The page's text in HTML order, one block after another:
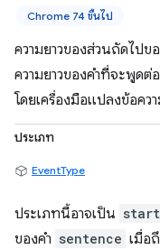
Chrome 74 ขึ้นไป
ความยาวของส่วนถัดไปข
ความยาวของคำที่จะพูดต่
โดยเครื่องมือแปลงข้อคว
ประเภท
EventType
ประเภทนี้อาจเป็น start
ของคำ sentence เมื่อ